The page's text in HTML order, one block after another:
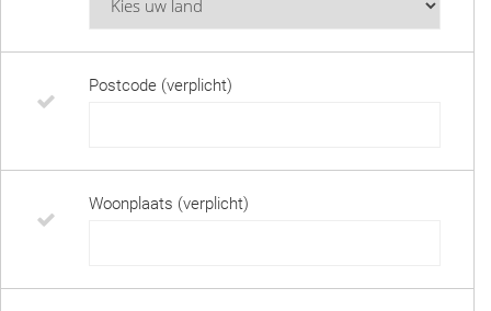
Postcode (verplicht)
Woonplaats (verplicht)